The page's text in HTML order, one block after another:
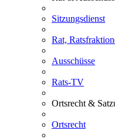
Sitzungsdienst
Rat,
Ausschüsse
Rats-TV
Ortsrecht &
Ortsrecht